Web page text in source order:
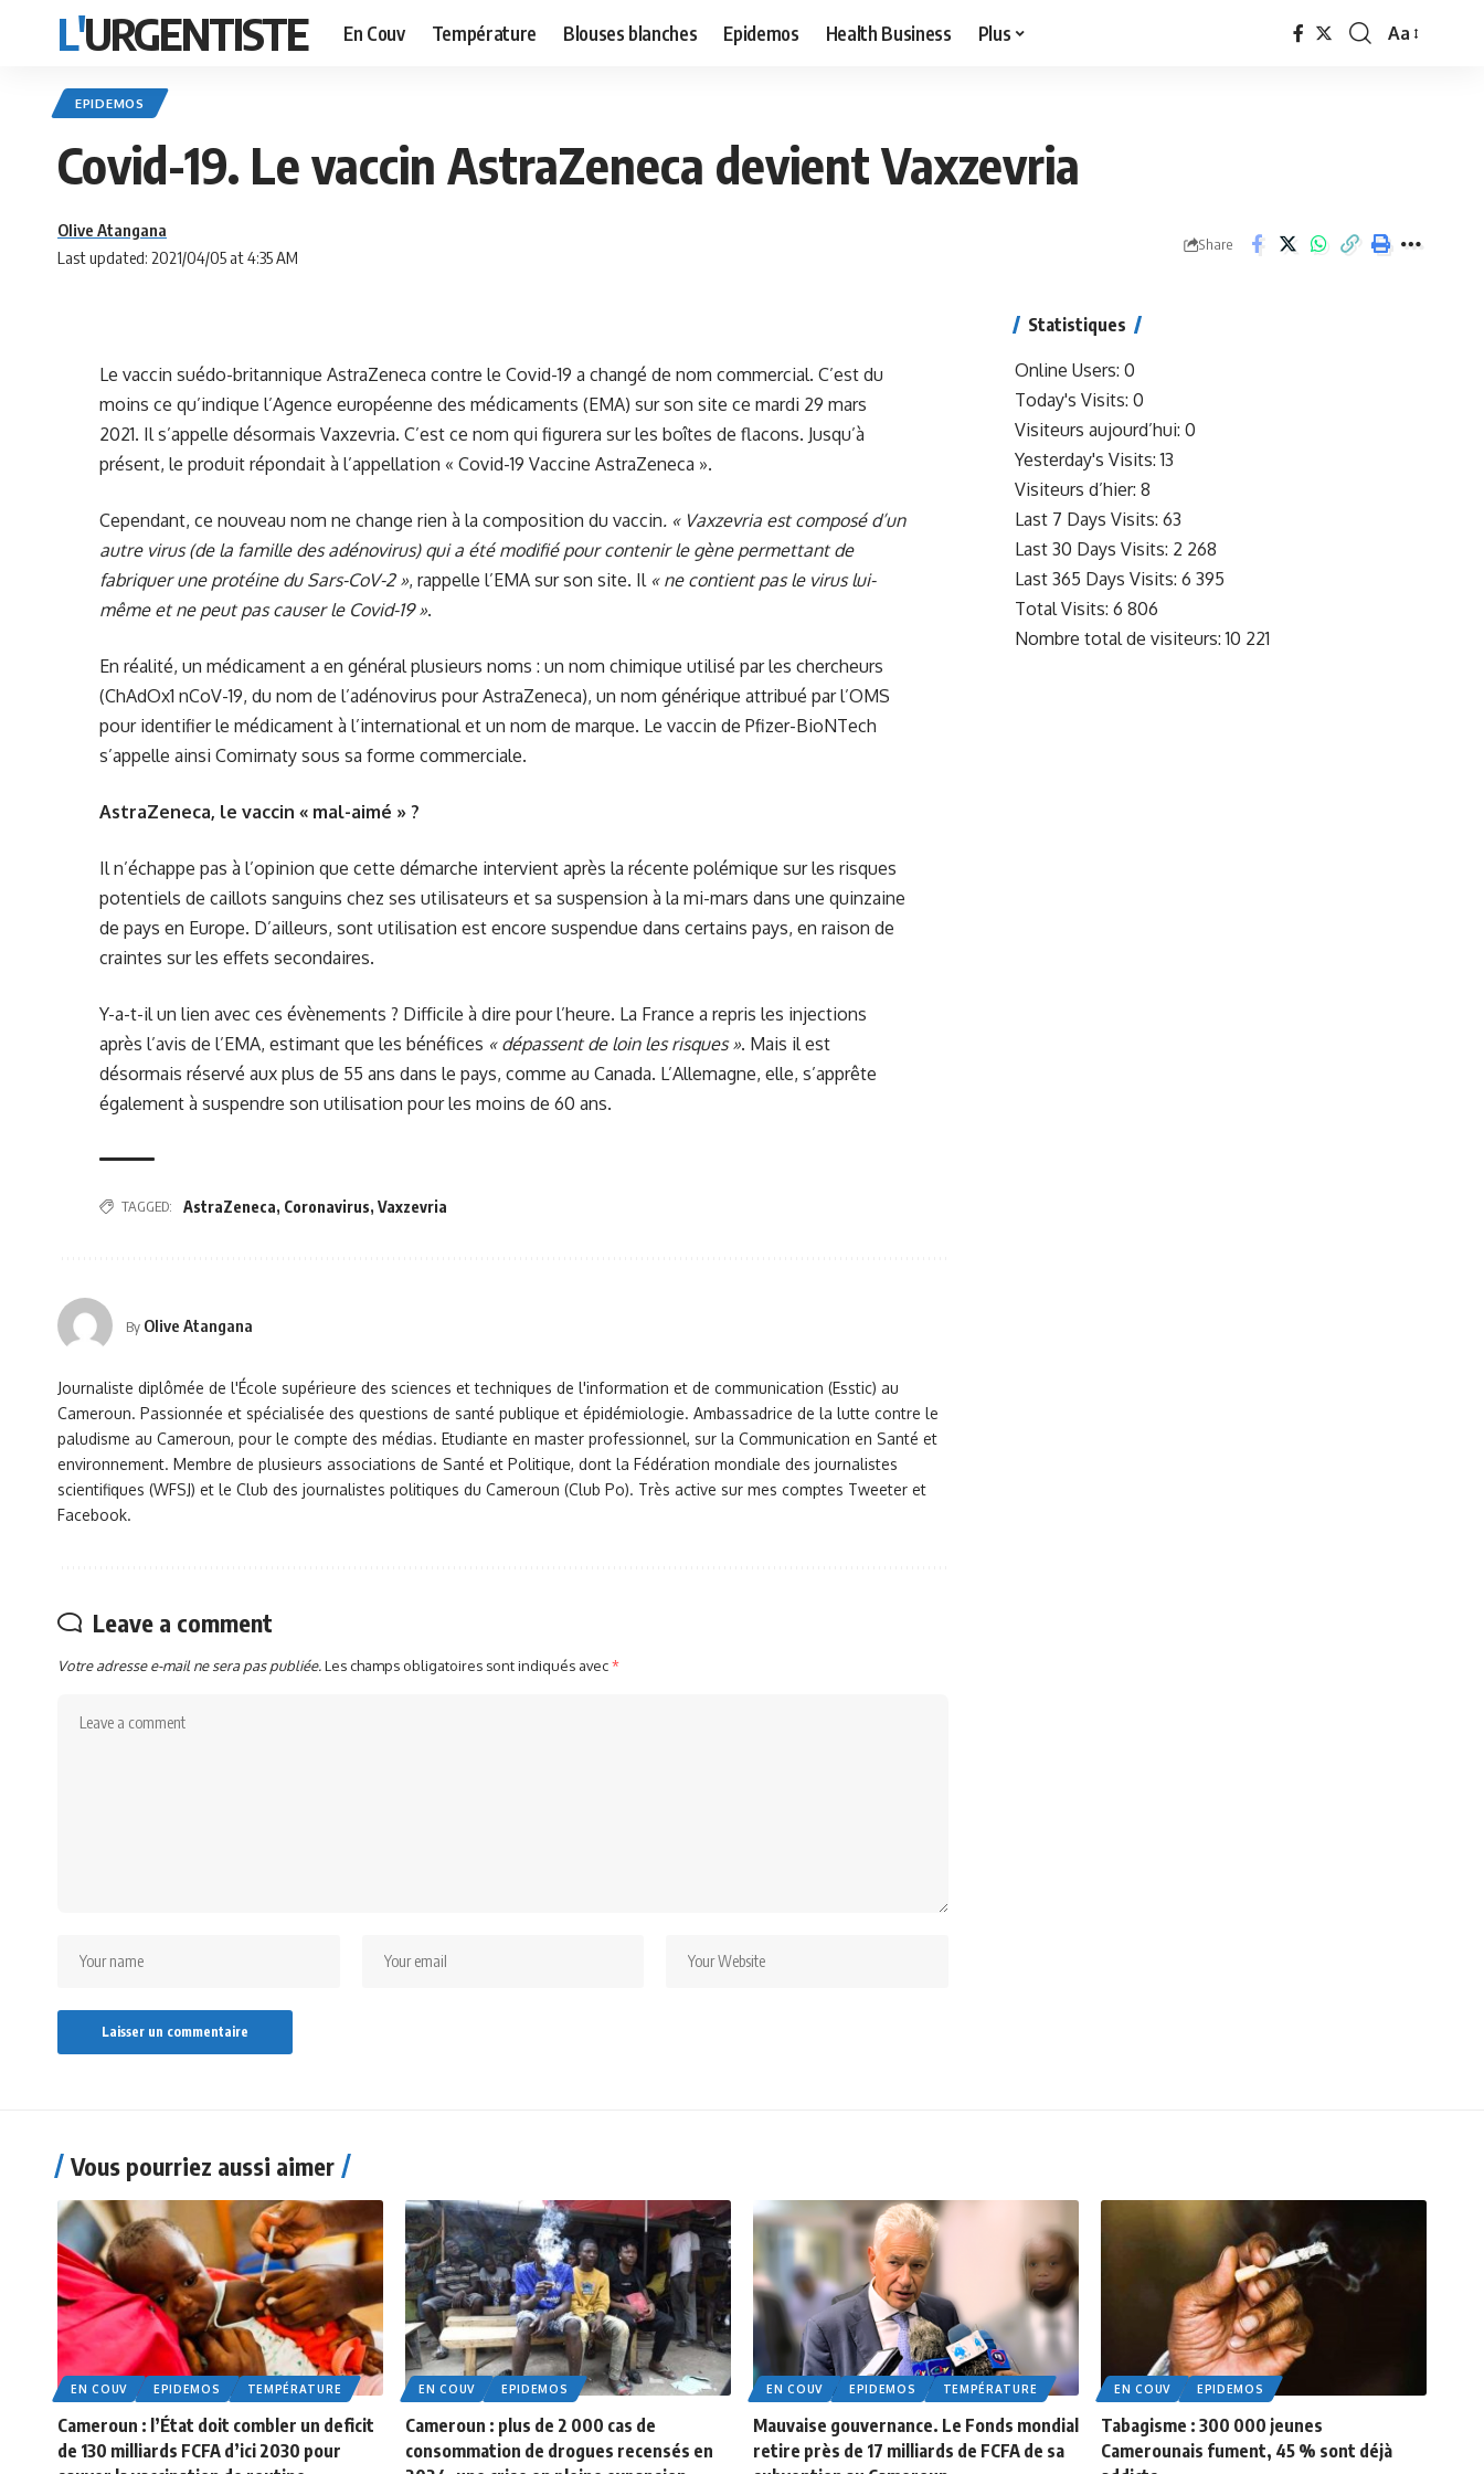
L'URGENTISTE En Couv Température Blouses blanches Epidemos Health Business Plus
Font
Aa
EPIDEMOS
Covid-19. Le vaccin AstraZeneca devient Vaxzevria
Last updated: 2021/04/05 at 4:35 AM
Olive Atangana
Share
Le vaccin suédo-britannique AstraZeneca contre le Covid-19 a changé de nom commercial. C’est du
moins ce qu’indique l’Agence européenne des médicaments (EMA) sur son site ce mardi 29 mars
2021. Il s’appelle désormais Vaxzevria. C’est ce nom qui figurera sur les boîtes de flacons. Jusqu’à
présent, le produit répondait à l’appellation « Covid-19 Vaccine AstraZeneca ».
Cependant, ce nouveau nom ne change rien à la composition du vaccin. « Vaxzevria est composé d’un
autre virus (de la famille des adénovirus) qui a été modifié pour contenir le gène permettant de
fabriquer une protéine du Sars-CoV-2 », rappelle l’EMA sur son site. Il « ne contient pas le virus lui-
même et ne peut pas causer le Covid-19 ».
En réalité, un médicament a en général plusieurs noms : un nom chimique utilisé par les chercheurs
(ChAdOx1 nCoV-19, du nom de l’adénovirus pour AstraZeneca), un nom générique attribué par l’OMS
pour identifier le médicament à l’international et un nom de marque. Le vaccin de Pfizer-BioNTech
s’appelle ainsi Comirnaty sous sa forme commerciale.
AstraZeneca, le vaccin « mal-aimé » ?
Il n’échappe pas à l’opinion que cette démarche intervient après la récente polémique sur les risques
potentiels de caillots sanguins chez ses utilisateurs et sa suspension à la mi-mars dans une quinzaine
de pays en Europe. D’ailleurs, sont utilisation est encore suspendue dans certains pays, en raison de
craintes sur les effets secondaires.
Y-a-t-il un lien avec ces évènements ? Difficile à dire pour l’heure. La France a repris les injections
après l’avis de l’EMA, estimant que les bénéfices « dépassent de loin les risques ». Mais il est
désormais réservé aux plus de 55 ans dans le pays, comme au Canada. L’Allemagne, elle, s’apprête
également à suspendre son utilisation pour les moins de 60 ans.
TAGGED: AstraZeneca, Coronavirus,Vaxzevria
By Olive Atangana
Journaliste diplômée de l'École supérieure des sciences et techniques de l'information et de communication (Esstic) au
Cameroun. Passionnée et spécialisée des questions de santé publique et épidémiologie. Ambassadrice de la lutte contre le
paludisme au Cameroun, pour le compte des médias. Etudiante en master professionnel, sur la Communication en Santé et
environnement. Membre de plusieurs associations de Santé et Politique, dont la Fédération mondiale des journalistes
scientifiques (WFSJ) et le Club des journalistes politiques du Cameroun (Club Po). Très active sur mes comptes Tweeter et
Facebook.
Leave a comment
Votre adresse e-mail ne sera pas publiée.Les champs obligatoires sont indiqués avec*
Statistiques
Online Users: 0
Today's Visits: 0
Visiteurs aujourd’hui: 0
Yesterday's Visits:13
Visiteurs d’hier: 8
Last 7 Days Visits: 63
Last 30 Days Visits: 2 268
Last 365 Days Visits: 6 395
Total Visits: 6 806
Nombre total de visiteurs:10 221
Vous pourriez aussi aimer
EN COUV EPIDEMOS TEMPÉRATURE
Cameroun : l’État doit combler un deficit
de 130 milliards FCFA d’ici 2030 pour
EN COUV EPIDEMOS
Cameroun : plus de 2 000 cas de
consommation de drogues recensés en
EN COUV EPIDEMOS TEMPÉRATURE
Mauvaise gouvernance. Le Fonds mondial
retire près de 17 milliards de FCFA de sa
EN COUV EPIDEMOS
Tabagisme : 300 000 jeunes
Camerounais fument, 45 % sont déjà